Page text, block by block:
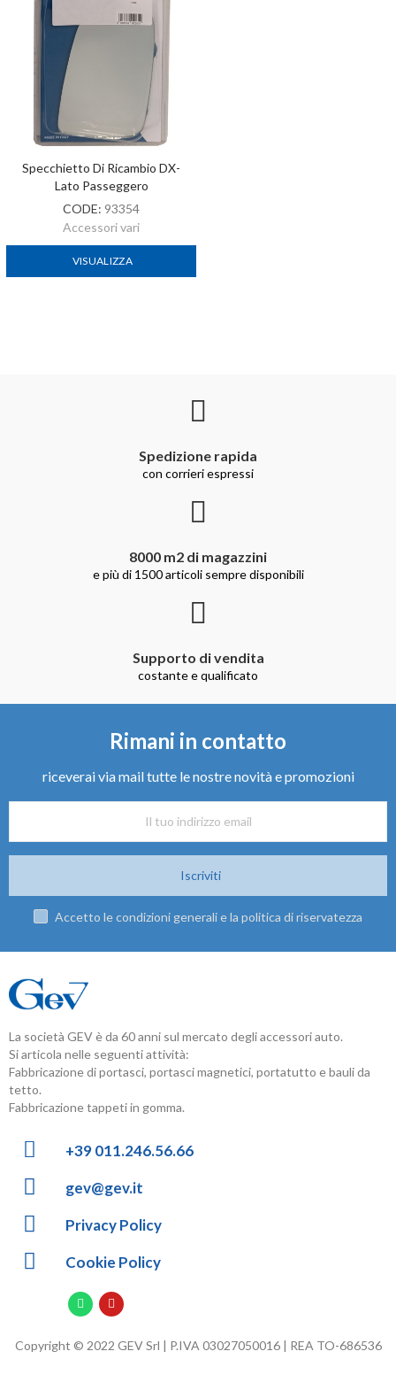
Specchietto Di Ricambio DX-
Lato Passeggero
CODE: 93354
Accessori vari
VISUALIZZA
Spedizione rapida
con corrieri espressi
8000 m2 di magazzini
e più di 1500 articoli sempre disponibili
Supporto di vendita
costante e qualificato
Rimani in contatto
riceverai via mail tutte le nostre novità e promozioni
Iscriviti
Accetto le condizioni generali e la politica di riservatezza
La società GEV è da 60 anni sul mercato degli accessori auto.
Si articola nelle seguenti attività:
Fabbricazione di portasci, portasci magnetici, portatutto e bauli da
tetto.
Fabbricazione tappeti in gomma.
+39 011.246.56.66
gev@gev.it
Privacy Policy
Cookie Policy
Copyright © 2022 GEV Srl | P.IVA 03027050016 | REA TO-686536